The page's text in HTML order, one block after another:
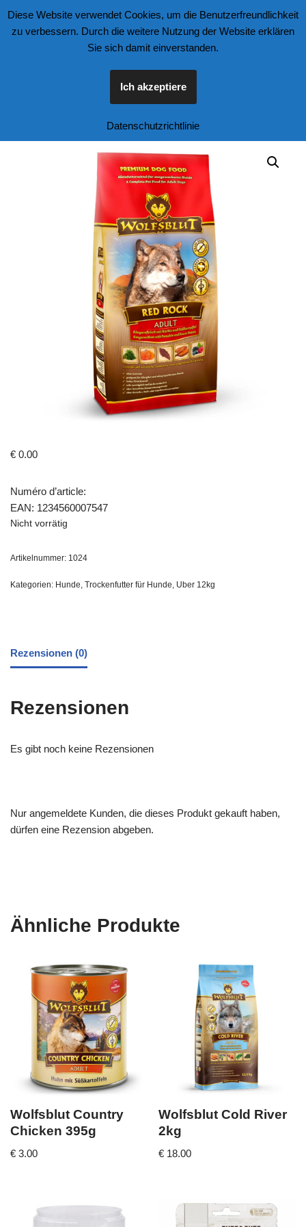
Zum
€ 0.00
Numéro d’article:
EAN: 1234560007547
Nicht vorrätig
Artikelnummer: 1024
Kategorien: Hunde, Trockenfutter für Hunde, Uber 12kg
Rezensionen (0)
Rezensionen
Es gibt noch keine Rezensionen
Nur angemeldete Kunden, die dieses Produkt gekauft haben,
dürfen eine Rezension abgeben.
Ähnliche Produkte
Wolfsblut Country
Chicken 395g
€ 3.00
Wolfsblut Cold River
2kg
€ 18.00
Diese Website verwendet Cookies, um die Benutzerfreundlichkeit
zu verbessern. Durch die weitere Nutzung der Website erklären
Sie sich damit einverstanden.
Ich akzeptiere
Datenschutzrichtlinie